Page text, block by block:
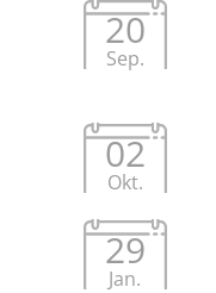
20
Sep.
02
Okt.
29
Jan.